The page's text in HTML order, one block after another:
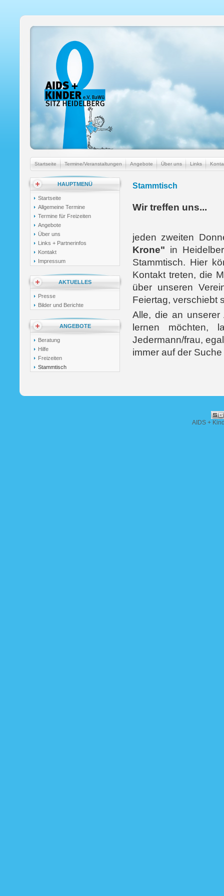
Startseite Termine/Veranstaltungen Angebote Über uns Links
HAUPTMENÜ
Startseite
Allgemeine Termine
Termine für Freizeiten
Angebote
Über uns
Links + Partnerinfos
Kontakt
Impressum
AKTUELLES
Presse
Bilder und Berichte
ANGEBOTE
Beratung
Hilfe
Freizeiten
Stammtisch
Stammtisch
Wir treffen uns...
jeden zweiten
Krone" in
Stammtisch. Hier
Kontakt treten, die
über unseren
Feiertag, verschiebt
Alle, die an unserer
lernen möchten,
Jedermann/frau,
immer auf der
AIDS +